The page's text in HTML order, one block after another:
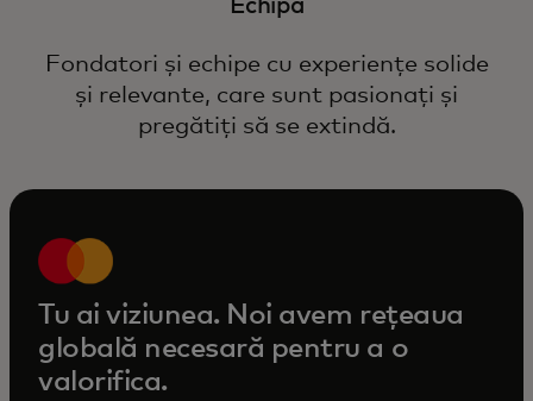
Echipa
Fondatori și echipe cu experiențe solide
și relevante, care sunt pasionați și
pregătiți să se extindă.
Tu ai viziunea. Noi avem rețeaua
globală necesară pentru a o
valorifica.